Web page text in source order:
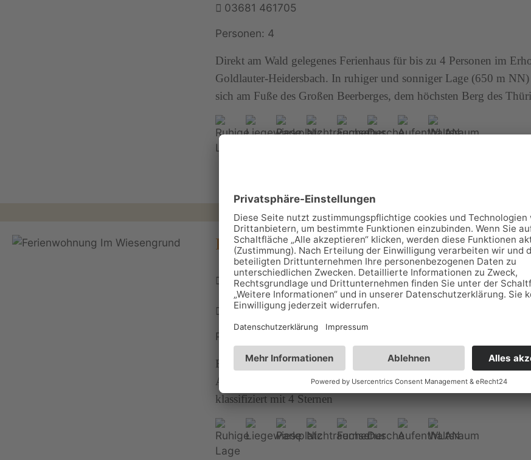
03681 461705
Personen: 4
Direkt am Wald gelegenes Ferienhaus für bis zu 4 Personen im
Goldlauter-Heidersbach. In ruhiger und sonniger Lage (650 m
sich am Fuße des Großen Beerberges, dem höchsten Berg des
Ferienwohnung "Im Wiesengrund" ****
Wiesengrund 14, 98528 Suhl
OT Goldlauter-Heidersbach
03681 423981
Personen: 2
Ferienwohnung für 2 Personen in ruhiger Lage von Goldlauter-
Ausstattung inkl. WLAN; eigene Terrasse & Liegewiese; Blick ins
klassifiziert mit 4 Sternen